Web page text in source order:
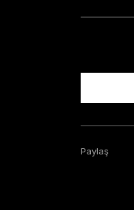
Paylaş